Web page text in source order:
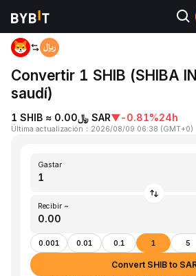
Inicio SHIB to SAR
Convertir 1 SHIB (SHIBA
saudí)
1 SHIB ≈ ﷼0.00 SAR▼-0.81%24h
Última actualización ： 2026/08/09 06:38 (GMT+0)
Gastar
Recibir ~
0.001 0.01 0.1 1 5
Convert SHIB to